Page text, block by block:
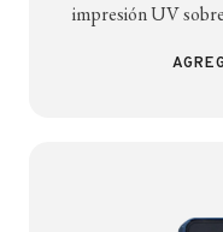
impresión UV